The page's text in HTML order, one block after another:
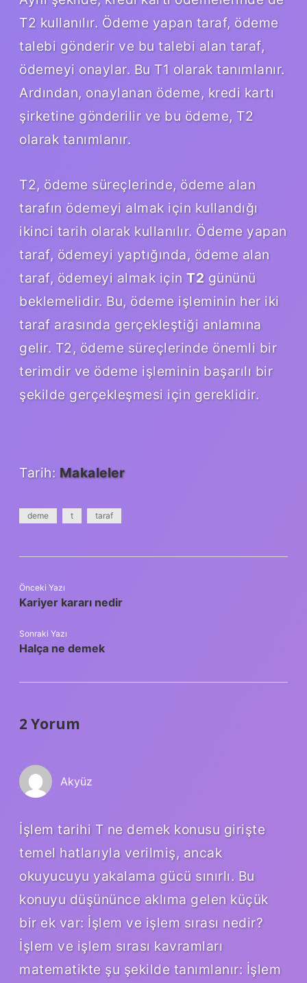
T2 kullanılır. Ödeme yapan taraf, ödeme
talebi gönderir ve bu talebi alan taraf,
ödemeyi onaylar. Bu T1 olarak tanımlanır.
Ardından, onaylanan ödeme, kredi kartı
şirketine gönderilir ve bu ödeme, T2
olarak tanımlanır.
T2, ödeme süreçlerinde, ödeme alan
tarafın ödemeyi almak için kullandığı
ikinci tarih olarak kullanılır. Ödeme yapan
taraf, ödemeyi yaptığında, ödeme alan
taraf, ödemeyi almak için T2gününü
beklemelidir. Bu, ödeme işleminin her iki
taraf arasında gerçekleştiği anlamına
gelir. T2, ödeme süreçlerinde önemli bir
terimdir ve ödeme işleminin başarılı bir
şekilde gerçekleşmesi için gereklidir.
Tarih: Makaleler
deme t taraf
Önceki Yazı
Kariyer kararı nedir
Sonraki Yazı
Halça ne demek
2 Yorum
Akyüz
İşlem tarihi T ne demek konusu girişte
temel hatlarıyla verilmiş, ancak
okuyucuyu yakalama gücü sınırlı. Bu
konuyu düşününce aklıma gelen küçük
bir ek var: İşlem ve işlem sırası nedir?
İşlem ve işlem sırası kavramları
matematikte şu şekilde tanımlanır: İşlem